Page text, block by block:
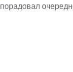
порадовал